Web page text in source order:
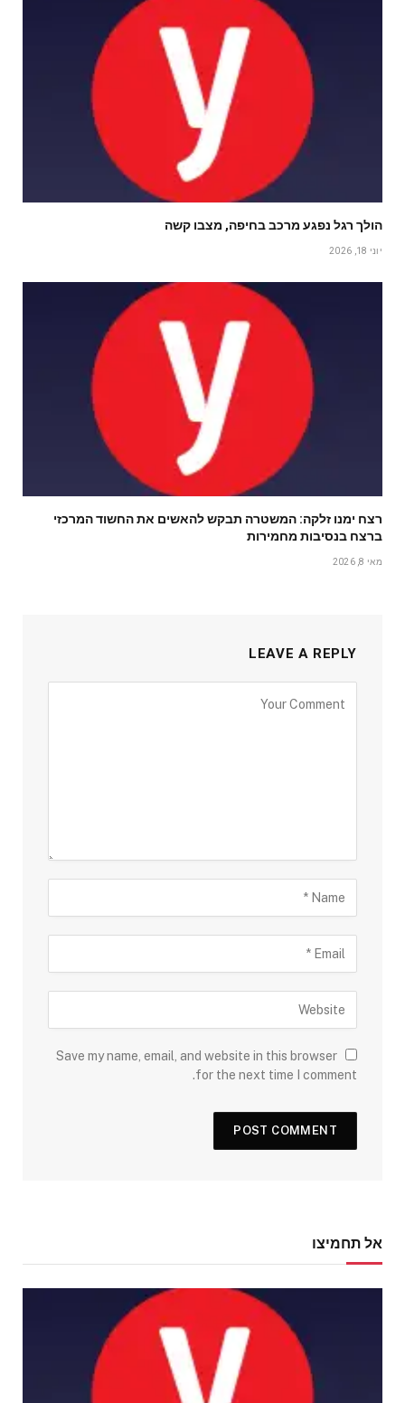
הולך רגל נפגע מרכב בחיפה, מצבו קשה
יוני 18, 2026
רצח ימנו זלקה: המשטרה תבקש להאשים את החשוד המרכזי
ברצח בנסיבות מחמירות
מאי 8, 2026
LEAVE A REPLY
Save my name, email, and website in this browser
for the next time I comment.
אל תחמיצו